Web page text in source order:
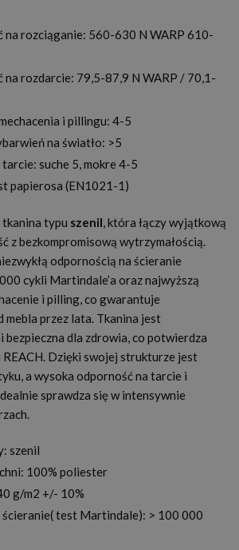
na rozciąganie: 560-630 N WARP 610-
na rozdarcie: 79,5-87,9 N WARP / 70,1-
i pillingu: 4-5
na światło: >5
suche 5, mokre 4-5
papierosa (EN1021-1)
typu szenil, która łączy wyjątkową
z bezkompromisową wytrzymałością.
odpornością na ścieranie
cykli Martindale’a oraz najwyższą
i pilling, co gwarantuje
przez lata. Tkanina jest
bezpieczna dla zdrowia, co potwierdza
REACH. Dzięki swojej strukturze jest
a wysoka odporność na tarcie i
sprawdza się w intensywnie
szenil
100% poliester
g/m2 +/- 10%
ścieranie( test Martindale): > 100 000